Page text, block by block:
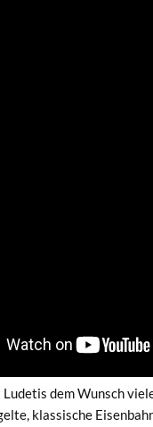
dem Wunsch
klassische